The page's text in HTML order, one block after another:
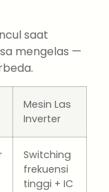
saat
mengelas —
Mesin Las
Inverter
Switching
frekuensi
tinggi + IC